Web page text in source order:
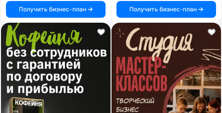
Получить бизнес-план
Получить бизнес-план